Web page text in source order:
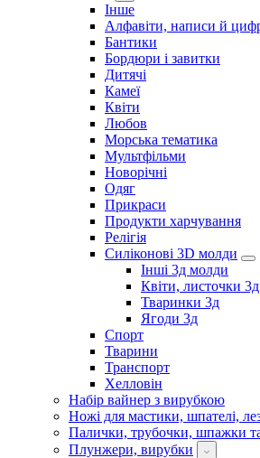
Інше
Алфавіти, написи й
Бантики
Бордюри і завитки
Дитячі
Камеї
Квіти
Любов
Морська тематика
Мультфільми
Новорічні
Одяг
Прикраси
Продукти харчування
Релігія
Силіконові 3D молди
Інші 3д молди
Квіти, листочки 3д
Тваринки 3д
Ягоди 3д
Спорт
Тварини
Транспорт
Хелловін
Набір вайнер з вирубкою
Ножі для мастики, шпателі,
Палички, трубочки, шпажки та
Плунжери, вирубки